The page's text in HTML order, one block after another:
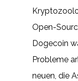
Open-
Dogecoin
Probleme
neuen, die